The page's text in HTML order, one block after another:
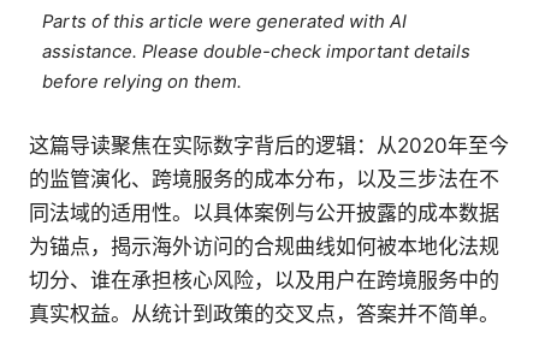
Parts of this article were generated with AI
assistance. Please double-check important details
before relying on them.
这篇导读聚焦在实际数字背后的逻辑：从2020年至今
的监管演化、跨境服务的成本分布，以及三步法在不
同法域的适用性。以具体案例与公开披露的成本数据
为锚点，揭示海外访问的合规曲线如何被本地化法规
切分、谁在承担核心风险，以及用户在跨境服务中的
真实权益。从统计到政策的交叉点，答案并不简单。